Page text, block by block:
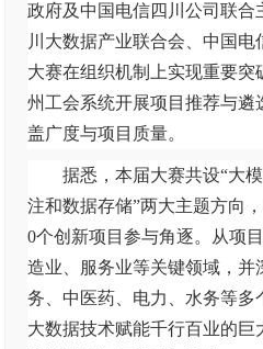
政府及中国电信四川公司联合
川大数据产业联合会、中国
大赛在组织机制上实现重要
州工会系统开展项目推荐与遴
盖广度与项目质量。
据悉，本届大赛共设“大
注和数据存储”两大主题方向
0个创新项目参与角逐。从项
造业、服务业等关键领域，并
务、中医药、电力、水务等多
大数据技术赋能千行百业的